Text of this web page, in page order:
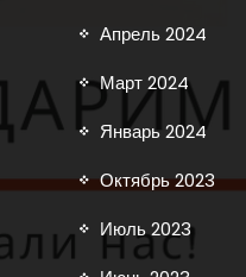
Апрель 2024
Март 2024
Январь 2024
Октябрь 2023
Июль 2023